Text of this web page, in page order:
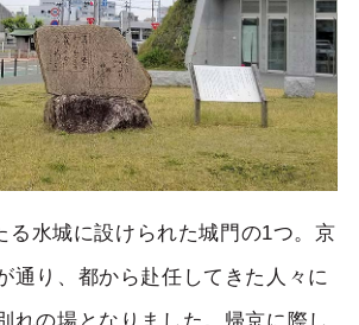
る水城に設けられた城門の1つ。京
通り、都から赴任してきた人々に